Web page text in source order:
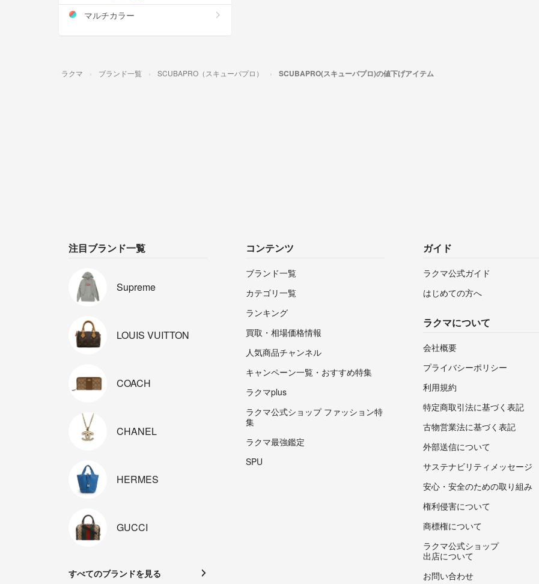
マルチカラー
ラクマ ブランド一覧 SCUBAPRO（スキューバプロ） SCUBAPRO(スキューバプロ)の値下げアイテム
注目ブランド一覧
Supreme
LOUIS VUITTON
COACH
CHANEL
HERMES
GUCCI
すべてのブランドを見る
コンテンツ
ブランド一覧
カテゴリ一覧
ランキング
買取・相場価格情報
人気商品チャンネル
キャンペーン一覧・おすすめ特集
ラクマplus
ラクマ公式ショップ ファッション特
集
ラクマ最強鑑定
SPU
ガイド
ラクマ公式ガイド
はじめての方へ
ラクマについて
会社概要
プライバシーポリシー
利用規約
特定商取引法に基づく表記
古物営業法に基づく表記
外部送信について
サステナビリティメッセージ
安心・安全のための取り組み
権利侵害について
商標権について
ラクマ公式ショップ
出店について
お問い合わせ